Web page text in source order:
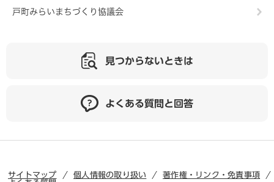
戸町みらいまちづくり協議会
見つからないときは
よくある質問と回答
サイトマップ 個人情報の取り扱い
著作権・リンク・免責事項